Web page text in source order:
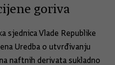
goriva
sjednica Vlade Republike
Uredba o utvrđivanju
naftnih derivata sukladno